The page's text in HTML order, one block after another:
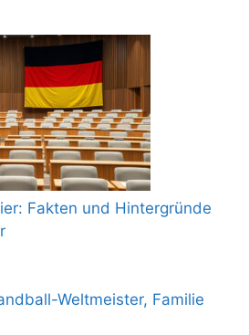
Fakten und Hintergründe
Weltmeister, Familie